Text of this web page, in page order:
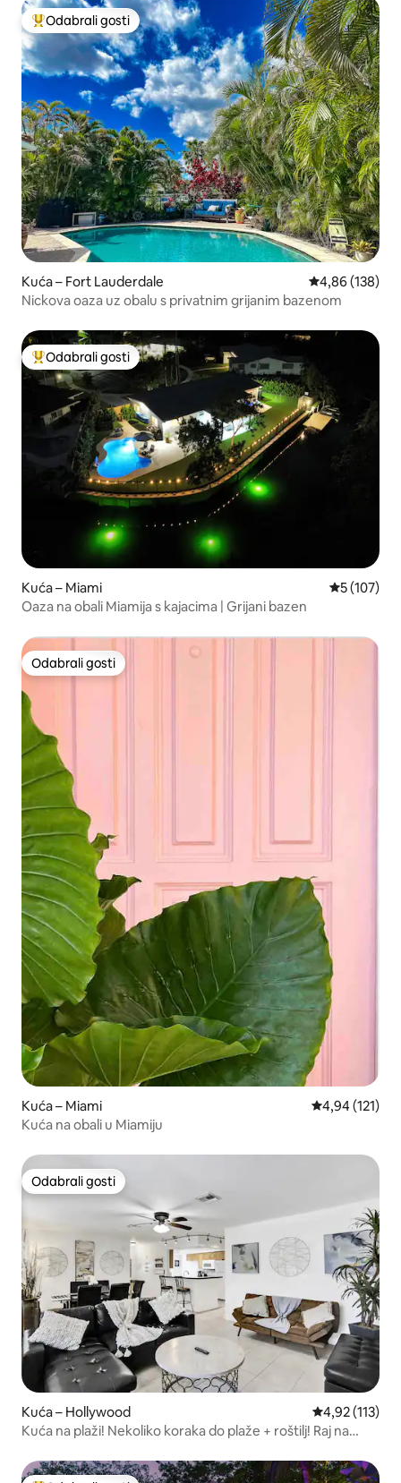
Među najviše rangiranima s oznakom „Odabrali gosti”
Odabrali gosti
Kuća – Fort Lauderdale Prosječna
4,86 (138)
Nickova oaza uz obalu s privatnim grijanim bazenom
Među najviše rangiranima s oznakom „Odabrali gosti”
Odabrali gosti
Kuća – Miami Prosječna
5 (107)
Oaza na obali Miamija s kajacima | Grijani bazen
Odabrali gosti
Odabrali gosti
Kuća – Miami Prosječna
4,94 (121)
Kuća na obali u Miamiju
Odabrali gosti
Odabrali gosti
Kuća – Hollywood Prosječna
4,92 (113)
Kuća na plaži! Nekoliko koraka do plaže + roštilj! Raj na